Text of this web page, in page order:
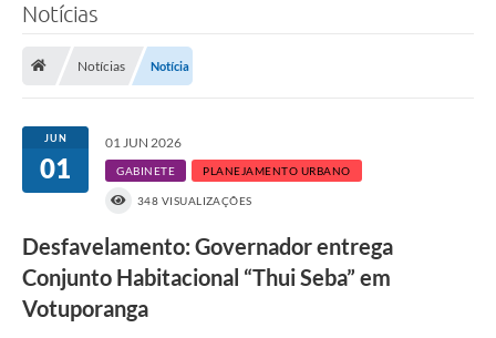
A História
Notícias
Diário Oficial
Prestação de Contas
Notícias
Notícias Notícia
JUN
01
01 JUN 2026
GABINETE PLANEJAMENTO URBANO
348 VISUALIZAÇÕES
Desfavelamento: Governador entrega
Conjunto Habitacional “Thui Seba” em
Votuporanga